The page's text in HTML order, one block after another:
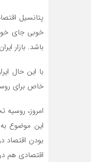
پتانسیل
خوبی جای خود
باشد. بازار
با این حال
خاص برای
امروز،
این موضوع
بودن اقتصاد
اقتصادی هم